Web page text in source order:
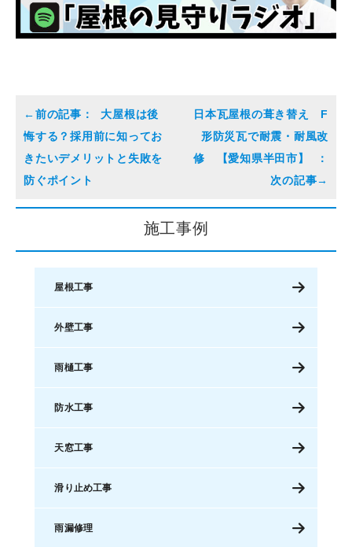
大屋根は後
悔する？採用前に知ってお
きたいデメリットと失敗を
防ぐポイント
日本瓦屋根の葺き替え F
形防災瓦で耐震・耐風改
修 【愛知県半田市】
施工事例
屋根工事
外壁工事
雨樋工事
防水工事
天窓工事
滑り止め工事
雨漏修理